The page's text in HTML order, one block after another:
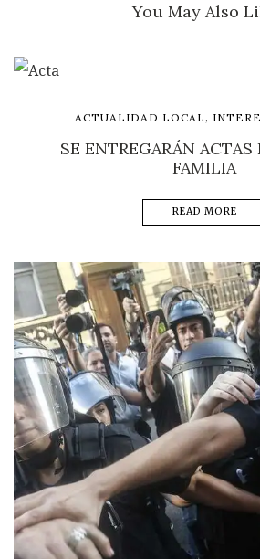
You May Also
ACTUALIDAD LOCAL ,
SE ENTREGARÁN ACTAS
FAMILIA
READ MORE